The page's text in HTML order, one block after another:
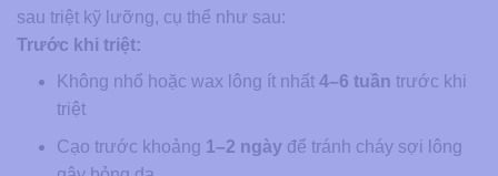
sau triệt kỹ lưỡng, cụ thể như sau:
Trước khi triệt:
Không nhổ hoặc wax lông ít nhất 4–6 tuần trước khi
triệt
Cạo trước khoảng 1–2 ngàyđể tránh cháy sợi lông